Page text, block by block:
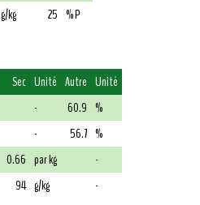
g/kg 25 % P
Sec Unité Autre Unité
- 60.9 %
- 56.7 %
0.66 par kg
-
94 g/kg -